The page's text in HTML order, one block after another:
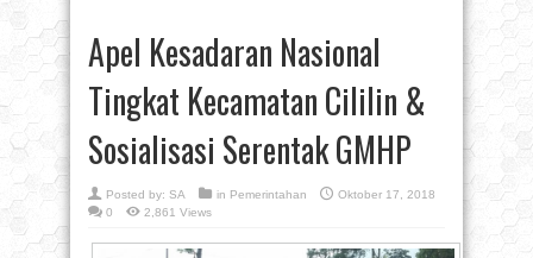
Apel Kesadaran Nasional
Tingkat Kecamatan Cililin &
Sosialisasi Serentak GMHP
Posted by: SA in Pemerintahan
Oktober 17, 2018
0
2,861 Views